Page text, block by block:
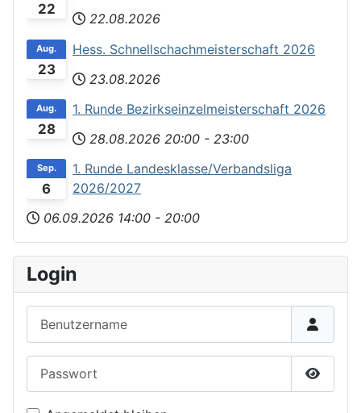
22
22.08.2026
23
Aug.
Hess. Schnellschachmeisterschaft 2026
23.08.2026
28
Aug.
1. Runde Bezirkseinzelmeisterschaft 2026
28.08.2026 20:00 - 23:00
6
Sep.
1. Runde Landesklasse/Verbandsliga
2026/2027
06.09.2026 14:00 - 20:00
Login